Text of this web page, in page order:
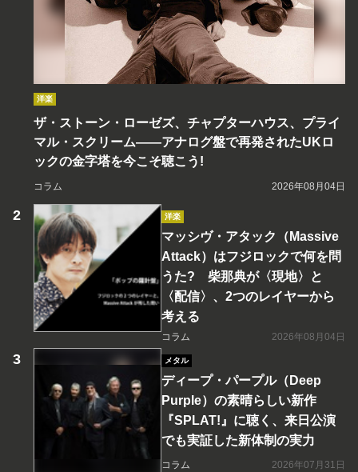
洋楽
ザ・ストーン・ローゼズ、チャプターハウス、プライ
マル・スクリーム――アナログ盤で再発されたUKロ
ックの金字塔を今こそ聴こう!
コラム 2026年08月04日
洋楽
マッシヴ・アタック（Massive
Attack）はフジロックで何を問
うた? 柴那典が〈現地〉と
〈配信〉、2つのレイヤーから
考える
コラム 2026年08月04日
メタル
ディープ・パープル（Deep
Purple）の素晴らしい新作
『SPLAT!』に聴く、来日公演
でも実証した新体制の実力
コラム 2026年07月31日